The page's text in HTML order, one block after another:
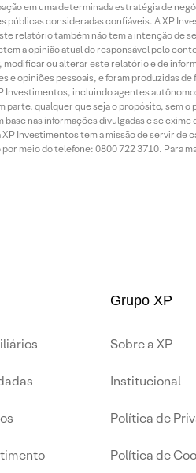
em uma determinada estratégia de
consideradas confiáveis. A XP
relatório também não tem a intenção de
a opinião atual do responsável pelo
ou alterar este relatório e de
e opiniões pessoais, e foram produzidas
incluindo agentes
qualquer que seja o propósito, sem
nas informações divulgadas e se
Investimentos tem a missão de servir
meio do telefone: 0800 722 3710.
Grupo XP
Sobre a XP
Institucional
Política de
Política de